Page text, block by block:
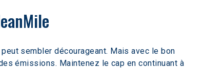
sembler décourageant. Mais avec le bon
émissions. Maintenez le cap en continuant à